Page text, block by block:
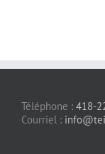
Téléphone : 418-
Courriel :